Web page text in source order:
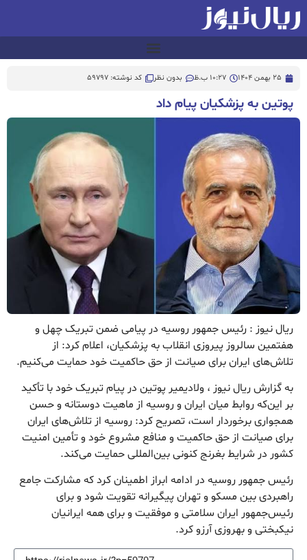
25 بهمن 1404 10:27 ب.ظ بدون نظر کد نوشته: 59797
پوتین به پزشکیان پیام داد
ریال نیوز : رئیس جمهور روسیه در پیامی ضمن تبریک چهل و
هفتمین سالروز پیروزی انقلاب به پزشکیان، اعلام کرد: از
تلاش‌های ایران برای صیانت از حق حاکمیت خود حمایت می‌کنیم.
به گزارش ریال نیوز ، ولادیمیر پوتین در پیام تبریک خود با تأکید
بر این‌که روابط میان ایران و روسیه از ماهیت دوستانه و حسن
همجواری برخوردار است، تصریح کرد: روسیه از تلاش‌های ایران
برای صیانت از حق حاکمیت و منافع مشروع خود و تأمین امنیت
کشور در شرایط بغرنج کنونی بین‌المللی حمایت می‌کند.
رئیس جمهور روسیه در ادامه ابراز اطمینان کرد که مشارکت جامع
راهبردی بین مسکو و تهران پیگیرانه تقویت شود و برای
رئیس‌جمهور ایران سلامتی و موفقیت و برای همه ایرانیان
نیکبختی و بهروزی آرزو کرد.